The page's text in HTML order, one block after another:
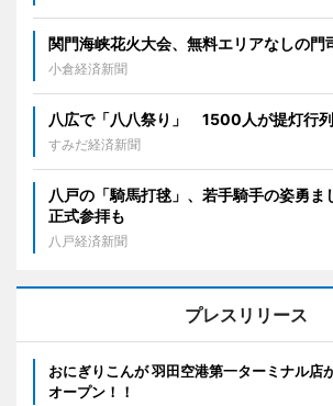
関門海峡花火大会、無料エリアなしの門
小倉経済新聞
八広で「八八祭り」 1500人が提灯行
すみだ経済新聞
八戸の「騎馬打毬」、若手騎手の姿勇
正式参拝も
八戸経済新聞
プレスリリース
おにぎりこんが 羽田空港第一ターミナル店
オープン！！